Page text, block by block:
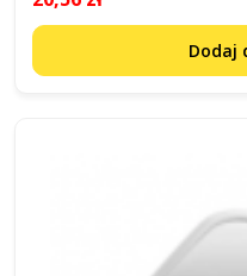
Dodaj